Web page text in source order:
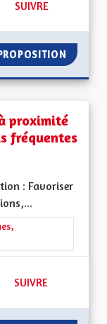
52 ABONNÉS
SUIVRE
proximité
fréquentes
: Favoriser
transitions
51 ABONNÉS
SUIVRE